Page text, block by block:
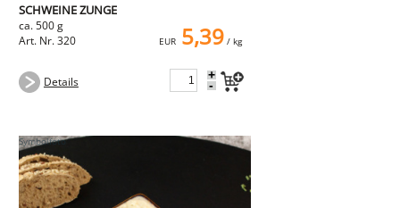
SCHWEINE ZUNGE
ca. 500 g
Art. Nr. 320
EUR 5,39/ kg
Details +
-